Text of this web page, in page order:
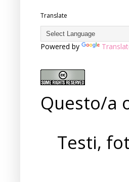
Translate
Powered by
Questo/a
Testi,